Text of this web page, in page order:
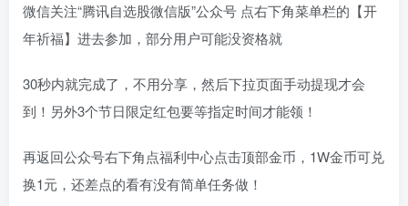
微信关注“腾讯自选股微信版”公众号 点右下角菜单栏的【开
年祈福】进去参加，部分用户可能没资格就
30秒内就完成了，不用分享，然后下拉页面手动提现才会
到！另外3个节日限定红包要等指定时间才能领！
再返回公众号右下角点福利中心点击顶部金币，1W金币可兑
换1元，还差点的看有没有简单任务做！